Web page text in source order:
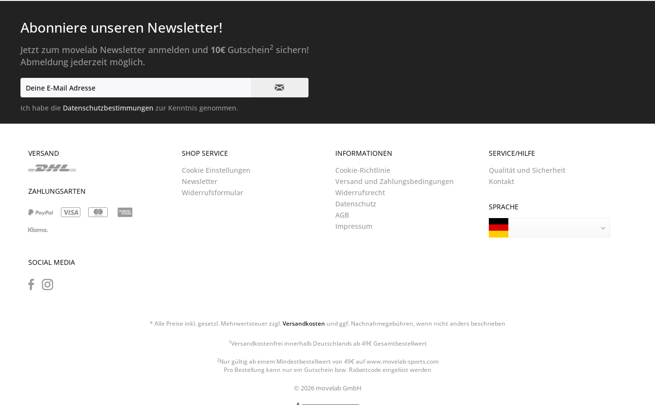
Abonniere unseren Newsletter!
Jetzt zum movelab Newsletter anmelden und 10€ Gutschein2 sichern!
Abmeldung jederzeit möglich.
Ich habe die Datenschutzbestimmungen zur Kenntnis genommen.
VERSAND
ZAHLUNGSARTEN
SOCIAL MEDIA
SHOP SERVICE
Cookie Einstellungen
Newsletter
Widerrufsformular
INFORMATIONEN
Cookie-Richtlinie
Versand und Zahlungsbedingungen
Widerrufsrecht
Datenschutz
AGB
Impressum
SERVICE/HILFE
Qualität und Sicherheit
Kontakt
SPRACHE
* Alle Preise inkl. gesetzl. Mehrwertsteuer zzgl.Versandkosten und ggf. Nachnahmegebühren, wenn nicht anders beschrieben
1Versandkostenfrei innerhalb Deutschlands ab 49€ Gesamtbestellwert
2Nur gültig ab einem Mindestbestellwert von 49€ auf www.movelab-sports.com
Pro Bestellung kann nur ein Gutschein bzw. Rabattcode eingelöst werden
© 2026 movelab GmbH